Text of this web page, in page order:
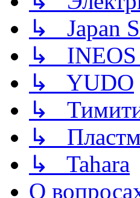
↳ Japan
↳ INEOS
↳ YUDO
↳ Тимити
↳
↳ Tahara
О